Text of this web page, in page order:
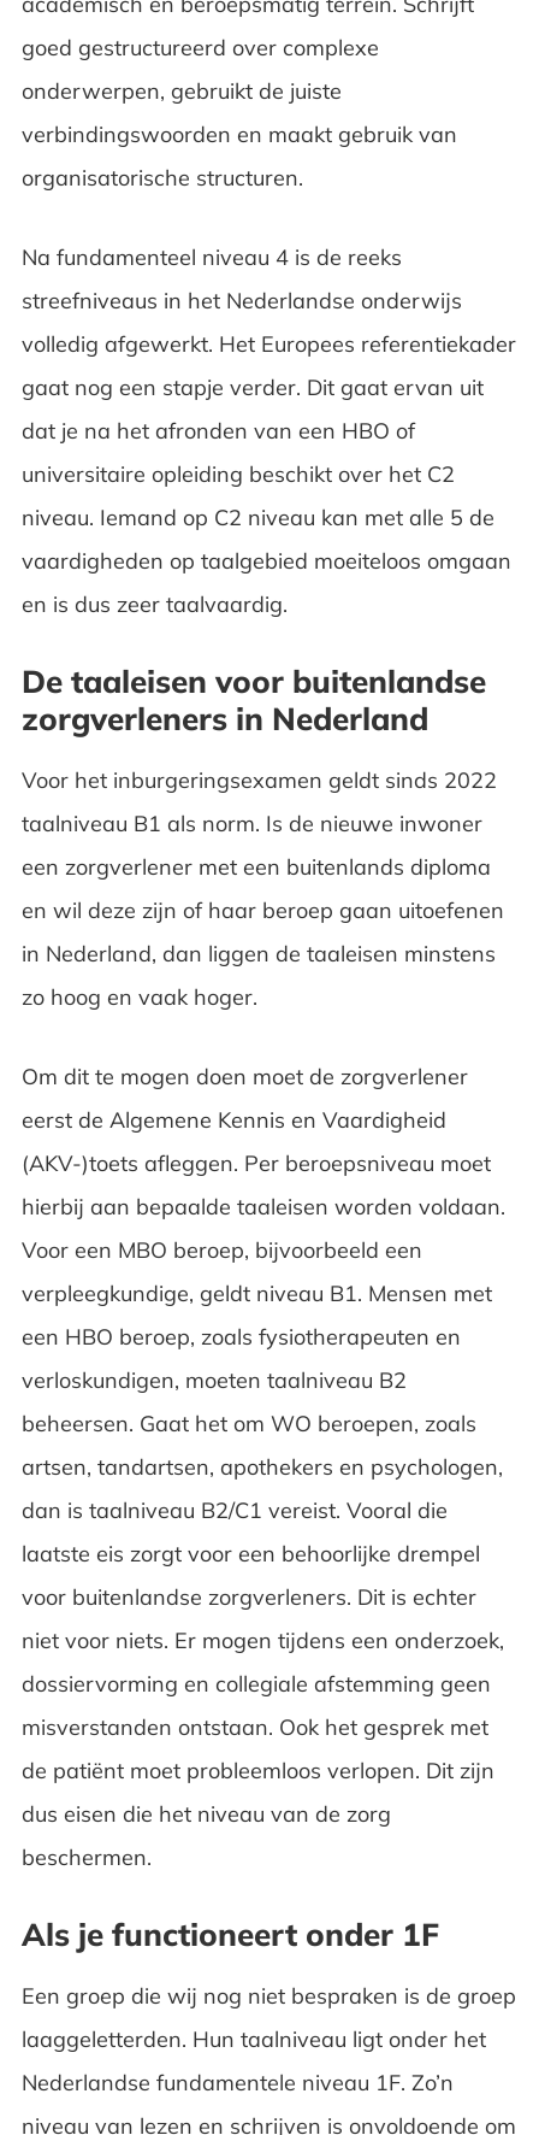
goed gestructureerd over complexe
onderwerpen, gebruikt de juiste
verbindingswoorden en maakt gebruik van
organisatorische structuren.
Na fundamenteel niveau 4 is de reeks
streefniveaus in het Nederlandse onderwijs
volledig afgewerkt. Het Europees referentiekader
gaat nog een stapje verder. Dit gaat ervan uit
dat je na het afronden van een HBO of
universitaire opleiding beschikt over het C2
niveau. Iemand op C2 niveau kan met alle 5 de
vaardigheden op taalgebied moeiteloos omgaan
en is dus zeer taalvaardig.
De taaleisen voor buitenlandse
zorgverleners in Nederland
Voor het inburgeringsexamen geldt sinds 2022
taalniveau B1 als norm. Is de nieuwe inwoner
een zorgverlener met een buitenlands diploma
en wil deze zijn of haar beroep gaan uitoefenen
in Nederland, dan liggen de taaleisen minstens
zo hoog en vaak hoger.
Om dit te mogen doen moet de zorgverlener
eerst de Algemene Kennis en Vaardigheid
(AKV-)toets afleggen. Per beroepsniveau moet
hierbij aan bepaalde taaleisen worden voldaan.
Voor een MBO beroep, bijvoorbeeld een
verpleegkundige, geldt niveau B1. Mensen met
een HBO beroep, zoals fysiotherapeuten en
verloskundigen, moeten taalniveau B2
beheersen. Gaat het om WO beroepen, zoals
artsen, tandartsen, apothekers en psychologen,
dan is taalniveau B2/C1 vereist. Vooral die
laatste eis zorgt voor een behoorlijke drempel
voor buitenlandse zorgverleners. Dit is echter
niet voor niets. Er mogen tijdens een onderzoek,
dossiervorming en collegiale afstemming geen
misverstanden ontstaan. Ook het gesprek met
de patiënt moet probleemloos verlopen. Dit zijn
dus eisen die het niveau van de zorg
beschermen.
Als je functioneert onder 1F
Een groep die wij nog niet bespraken is de groep
laaggeletterden. Hun taalniveau ligt onder het
Nederlandse fundamentele niveau 1F. Zo’n
niveau van lezen en schrijven is onvoldoende om